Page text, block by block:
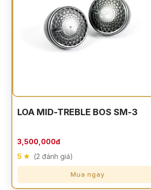
LOA MID-TREBLE BOS SM-3
3,500,000đ
5
(2 đánh giá)
Mua ngay